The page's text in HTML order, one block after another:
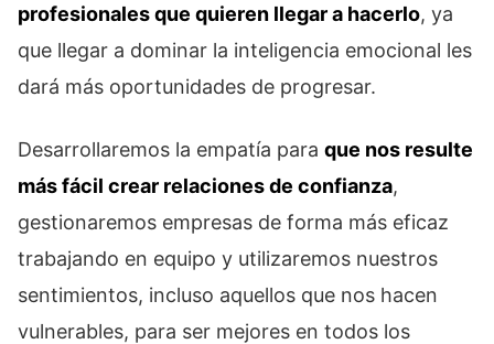
profesionales que quieren llegar a hacerlo, ya
que llegar a dominar la inteligencia emocional les
dará más oportunidades de progresar.
Desarrollaremos la empatía para que nos resulte
más fácil crear relaciones de confianza,
gestionaremos empresas de forma más eficaz
trabajando en equipo y utilizaremos nuestros
sentimientos, incluso aquellos que nos hacen
vulnerables, para ser mejores en todos los